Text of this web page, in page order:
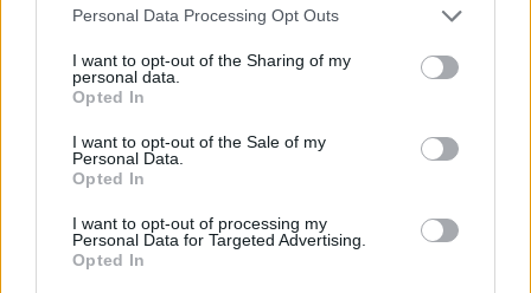
Personal Data Processing Opt Outs
I want to opt-out of the Sharing of my
personal data.
Opted In
I want to opt-out of the Sale of my
Personal Data.
Opted In
I want to opt-out of processing my
Personal Data for Targeted Advertising.
Opted In
03.08.2026 / 18:36